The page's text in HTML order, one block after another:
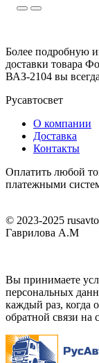
Более подробную
доставки товара
ВАЗ-2104 вы
Русавтосвет
О компании
Доставка
Контакты
Оплатить любой
платежными
© 2023-2025
Гаврилова А.М
Вы принимаете
персональных
каждый раз, когда
обратной связи на